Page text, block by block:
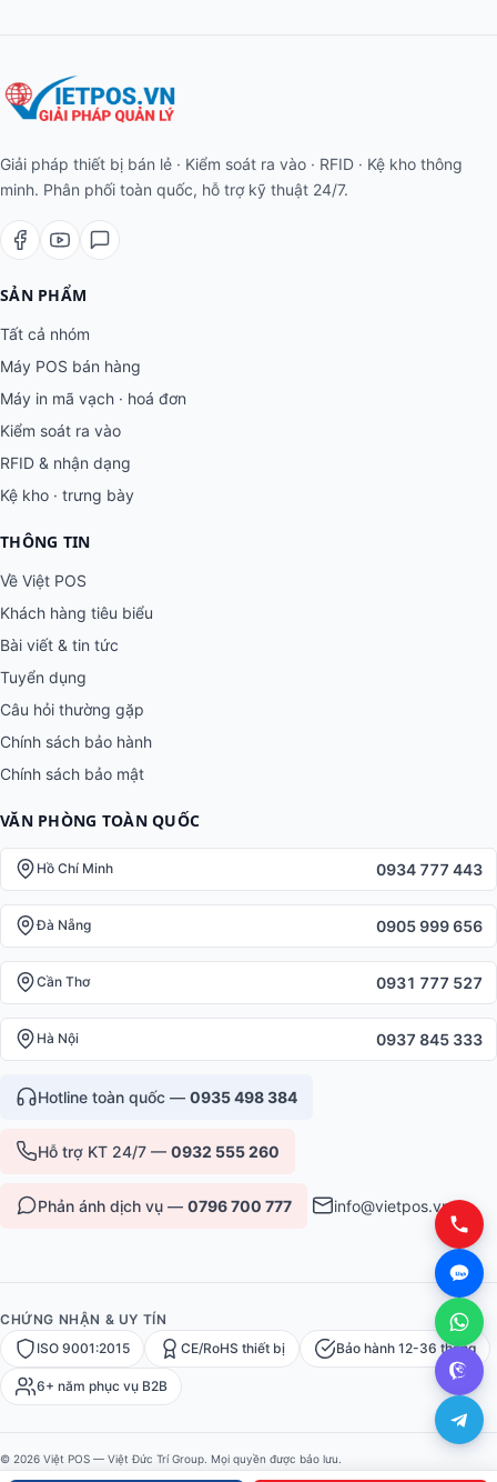
Giải pháp thiết bị bán lẻ · Kiểm soát ra vào · RFID · Kệ kho thông
minh. Phân phối toàn quốc, hỗ trợ kỹ thuật 24/7.
SẢN PHẨM
Tất cả nhóm
Máy POS bán hàng
Máy in mã vạch · hoá đơn
Kiểm soát ra vào
RFID & nhận dạng
Kệ kho · trưng bày
THÔNG TIN
Về Việt POS
Khách hàng tiêu biểu
Bài viết & tin tức
Tuyển dụng
Câu hỏi thường gặp
Chính sách bảo hành
Chính sách bảo mật
VĂN PHÒNG TOÀN QUỐC
Hồ Chí Minh 0934 777 443
Đà Nẵng 0905 999 656
Cần Thơ 0931 777 527
Hà Nội 0937 845 333
Hotline toàn quốc — 0935 498 384
Hỗ trợ KT 24/7 — 0932 555 260
Phản ánh dịch vụ — 0796 700 777 info@vietpos.vn
CHỨNG NHẬN & UY TÍN
ISO 9001:2015
CE/RoHS thiết bị Bảo hành 12-36 tháng
6+ năm phục vụ B2B
© 2026 Việt POS — Việt Đức Trí Group. Mọi quyền được bảo lưu.
Bảo mật·Điều khoản·Sitemap